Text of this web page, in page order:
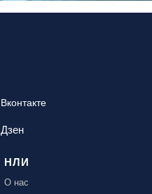
Вконтакте
Дзен
НЛИ
О нас